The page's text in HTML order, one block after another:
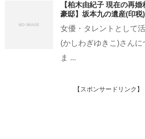
【柏木由紀子 現在の再
豪邸】坂本九の遺産(印税
女優・タレントとして
(かしわぎゆきこ)さん
ま ...
【スポンサードリンク】